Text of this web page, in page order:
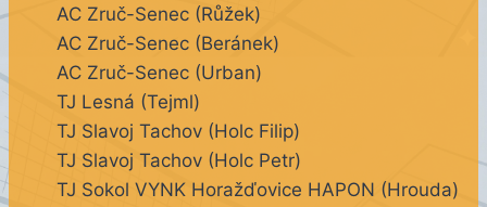
AC Zruč-Senec (Růžek)
AC Zruč-Senec (Beránek)
AC Zruč-Senec (Urban)
TJ Lesná (Tejml)
TJ Slavoj Tachov (Holc Filip)
TJ Slavoj Tachov (Holc Petr)
TJ Sokol VYNK Horažďovice HAPON (Hrouda)